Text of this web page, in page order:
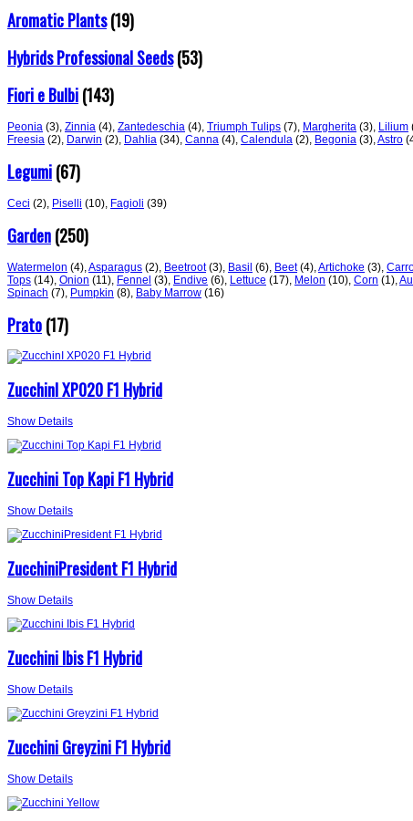
Aromatic Plants(19)
Hybrids Professional Seeds(53)
Fiori e Bulbi(143)
Peonia (3), Zinnia (4), Zantedeschia (4), Triumph Tulips (7), Margherita (3), Lilium
Freesia (2), Darwin (2), Dahlia (34), Canna (4), Calendula (2), Begonia (3),Astro
Legumi(67)
Ceci (2) Piselli (10) Fagioli (39)
Garden(250)
Watermelon (4) Asparagus (2) Beetroot (3) Basil (6) Beet (4) Artichoke (3)
Tops (14) Onion (11) Fennel (3) Endive (6) Lettuce (17) Melon (10) Corn (1)
Spinach (7) Pumpkin (8) Baby Marrow (16)
Prato(17)
ZucchinI XP020 F1 Hybrid
Show Details
Zucchini Top Kapi F1 Hybrid
Show Details
ZucchiniPresident F1 Hybrid
Show Details
Zucchini Ibis F1 Hybrid
Show Details
Zucchini Greyzini F1 Hybrid
Show Details